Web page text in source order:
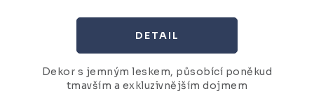
Dekor s jemným leskem, působící poněkud
tmavším a exkluzivnějším dojmem